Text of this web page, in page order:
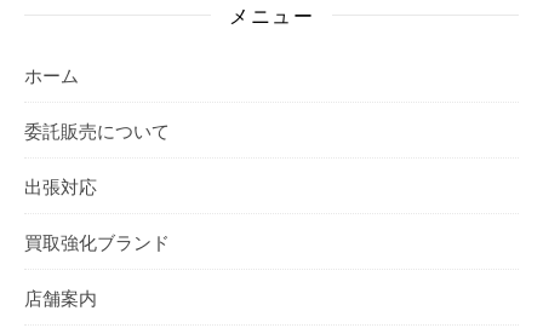
メニュー
ホーム
委託販売について
出張対応
買取強化ブランド
店舗案内